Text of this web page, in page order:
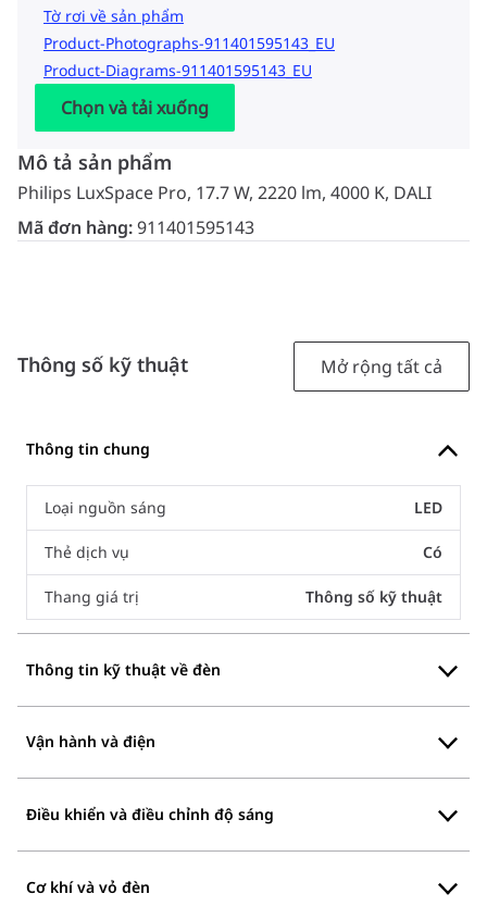
Tờ rơi về sản phẩm
Product-Photographs-911401595143_EU
Product-Diagrams-911401595143_EU
Chọn và tải xuống
Mô tả sản phẩm
Philips LuxSpace Pro, 17.7 W, 2220 lm, 4000 K, DALI
Mã đơn hàng:911401595143
Thông số kỹ thuật Mở rộng tất cả
Thông tin chung
Loại nguồn sáng LED
Thẻ dịch vụ Có
Thang giá trị Thông số kỹ thuật
Thông tin kỹ thuật về đèn
Vận hành và điện
Điều khiển và điều chỉnh độ sáng
Cơ khí và vỏ đèn